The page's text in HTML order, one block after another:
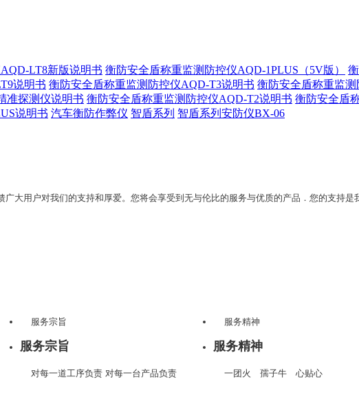
LT8新版说明书 衡防安全盾称重监测防控仪AQD-1PLUS（5V版）
说明书 衡防安全盾称重监测防控仪AQD-T3说明书 衡防安全盾称重监
准探测仪说明书 衡防安全盾称重监测防控仪AQD-T2说明书 衡防安全盾
说明书 汽车衡防作弊仪 智盾系列 智盾系列安防仪BX-06
大用户对我们的支持和厚爱。您将会享受到无与伦比的服务与优质的产品．您的支持是
服务宗旨
服务宗旨
对每一道工序负责 对每一台产品负责
服务精神
服务精神
一团火 孺子牛 心贴心